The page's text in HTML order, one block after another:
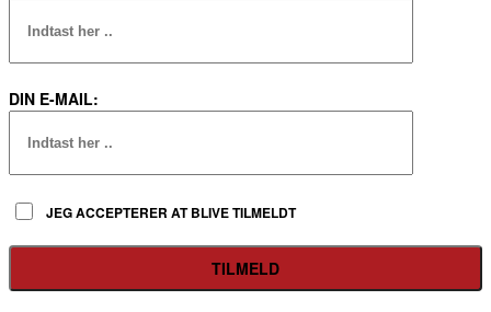
DIN E-MAIL:
JEG ACCEPTERER AT BLIVE TILMELDT